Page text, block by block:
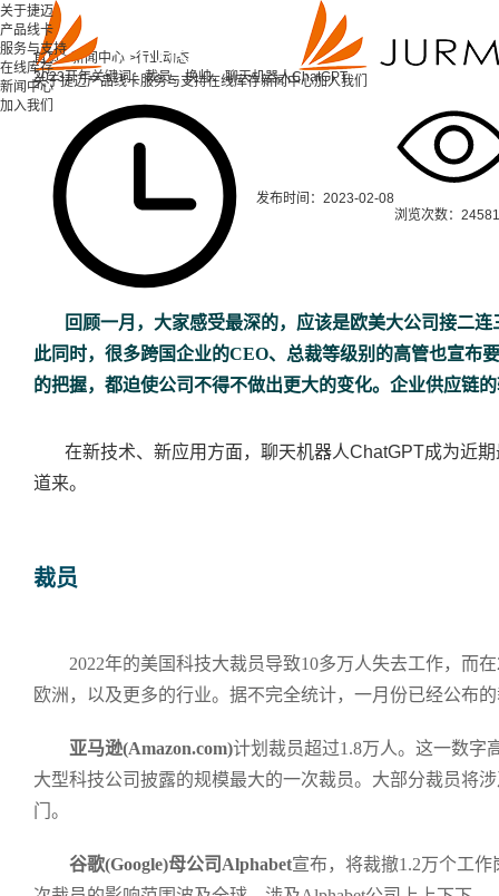
关于捷迈产品线卡服务与支持在线库存新闻中心加入我们
关于捷迈
产品线卡
服务与支持
在线库存
新闻中心
加入我们
首页 >新闻中心 >行业动态
2023开年关键词：裁员、换帅、聊天机器人ChatGPT
发布时间：2023-02-08
浏览次数：
回顾一月，大家感受最深的，应该是欧美大公司接二
此同时，很多跨国企业的CEO、总裁等级别的高管也宣布
的把握，都迫使公司不得不做出更大的变化。企业供应链
在新技术、新应用方面，聊天机器人ChatGPT成为近
道来。
裁员
2022年的美国科技大裁员导致10多万人失去工作，而
欧洲，以及更多的行业。据不完全统计，一月份已经公布
亚马逊(Amazon.com)计划裁员超过1.8万人。这一数字
大型科技公司披露的规模最大的一次裁员。大部分裁员将
门。
谷歌(Google)母公司Alphabet宣布，将裁撤1.2万个工